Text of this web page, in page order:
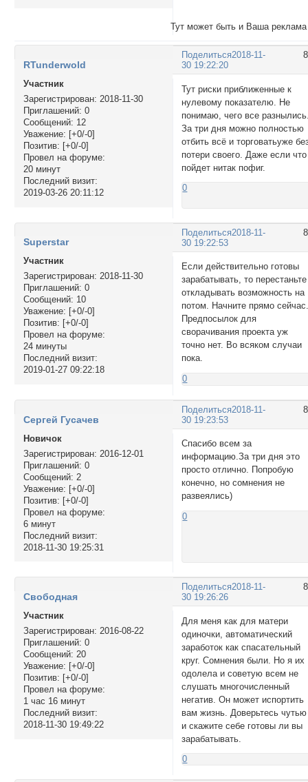
Тут может быть и Ваша реклама
Поделиться2018-11-
30 19:22:20
RTunderwold
Участник
Зарегистрирован: 2018-11-30
Приглашений: 0
Сообщений: 12
Уважение: [+0/-0]
Позитив: [+0/-0]
Провел на форуме:
20 минут
Последний визит:
2019-03-26 20:11:12
Тут риски приближенные к
нулевому показателю. Не
понимаю, чего все
За три дня можно полностью
отбить всё и торговатьуже
потери своего. Даже если что
пойдет нитак пофиг.
0
Поделиться2018-11-
30 19:22:53
Superstar
Участник
Зарегистрирован: 2018-11-30
Приглашений: 0
Сообщений: 10
Уважение: [+0/-0]
Позитив: [+0/-0]
Провел на форуме:
24 минуты
Последний визит:
2019-01-27 09:22:18
Если действительно готовы
зарабатывать, то перестаньте
откладывать возможность на
потом. Начните прямо
Предпосылок для
сворачивания проекта уж
точно нет. Во всяком случаи
пока.
0
Поделиться2018-11-
30 19:23:53
Сергей Гусачев
Новичок
Зарегистрирован: 2016-12-01
Приглашений: 0
Сообщений: 2
Уважение: [+0/-0]
Позитив: [+0/-0]
Провел на форуме:
6 минут
Последний визит:
2018-11-30 19:25:31
Спасибо всем за
информацию.За три дня это
просто отлично. Попробую
конечно, но сомнения не
развеялись)
0
Поделиться2018-11-
30 19:26:26
Свободная
Участник
Зарегистрирован: 2016-08-22
Приглашений: 0
Сообщений: 20
Уважение: [+0/-0]
Позитив: [+0/-0]
Провел на форуме:
1 час 16 минут
Последний визит:
2018-11-30 19:49:22
Для меня как для матери
одиночки, автоматический
заработок как спасательный
круг. Сомнения были. Но я их
одолела и советую всем не
слушать многочисленный
негатив. Он может испортить
вам жизнь. Доверьтесь чутью
и скажите себе готовы ли вы
зарабатывать.
0